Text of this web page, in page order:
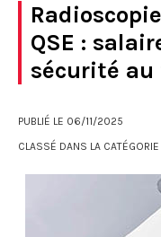
QSE :
sécurité
PUBLIÉ LE 06/11/2025
CLASSÉ DANS LA CATÉGORIE